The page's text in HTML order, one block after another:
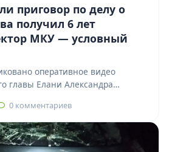
приговор по делу о
получил 6 лет
МКУ — условный
оперативное видео
главы Елани Александра
Оба чиновника стали…
0 комментариев